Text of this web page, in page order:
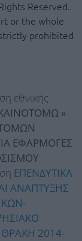
Reserved.
or the whole
prohibited
εθνικής
»
ΕΦΑΡΜΟΓΕΣ
ΕΠΕΝΔΥΤΙΚΑ
ΑΝΑΠΤΥΞΗΣ
2014-